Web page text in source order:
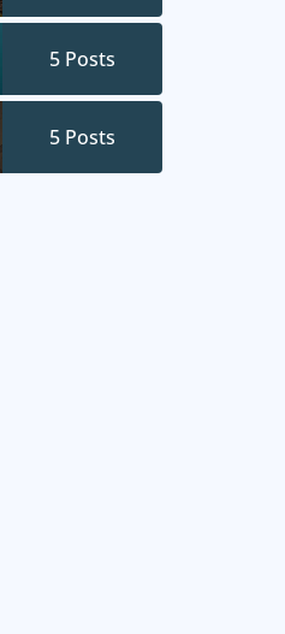
5 Posts
5 Posts